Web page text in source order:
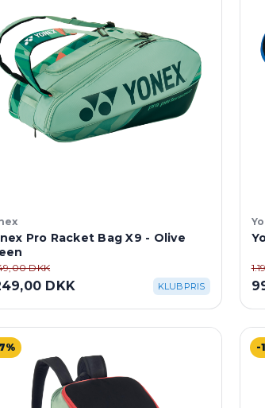
Pro Racket Bag X9 - Olive
DKK
DKK KLUBPRIS
-